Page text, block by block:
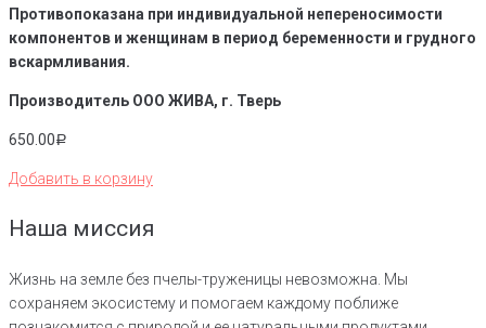
Противопоказана при индивидуальной непереносимости
компонентов и женщинам в период беременности и грудного
вскармливания.
Производитель ООО ЖИВА, г. Тверь
650.00 Р
Добавить в корзину
Наша миссия
Жизнь на земле без пчелы-труженицы невозможна. Мы
сохраняем экосистему и помогаем каждому поближе